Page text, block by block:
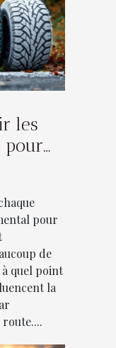
les
pour
pour
de
quel point
la